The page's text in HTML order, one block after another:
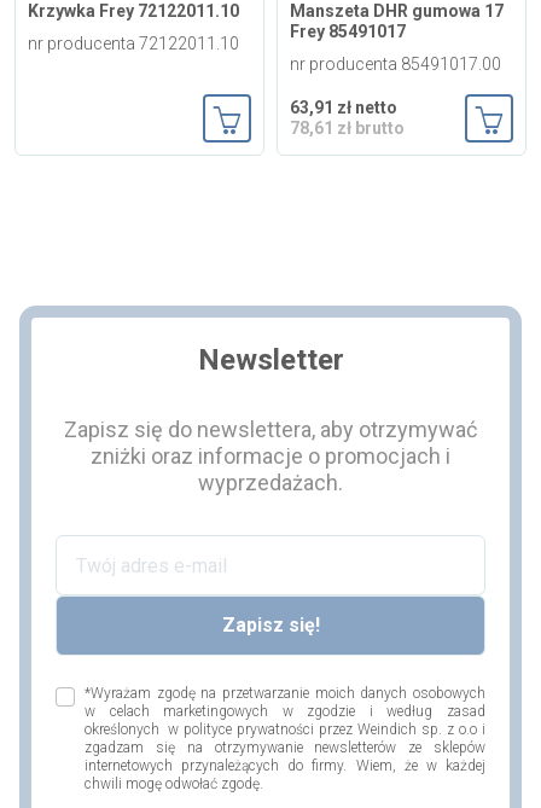
Krzywka Frey 72122011.10
nr producenta 72122011.10
Dodaj do koszyka
Manszeta DHR gumowa 17
Frey 85491017
nr producenta 85491017.00
63,91 zł netto
78,61 zł brutto
Newsletter
Zapisz się do newslettera, aby otrzymywać
zniżki oraz informacje o promocjach i
wyprzedażach.
*Wyrażam zgodę na przetwarzanie moich danych osobowych
w celach marketingowych w zgodzie i według zasad
określonych w polityce prywatności przez Weindich sp. z o.o i
zgadzam się na otrzymywanie newsletterów ze sklepów
internetowych przynależących do firmy. Wiem, że w każdej
chwili mogę odwołać zgodę.